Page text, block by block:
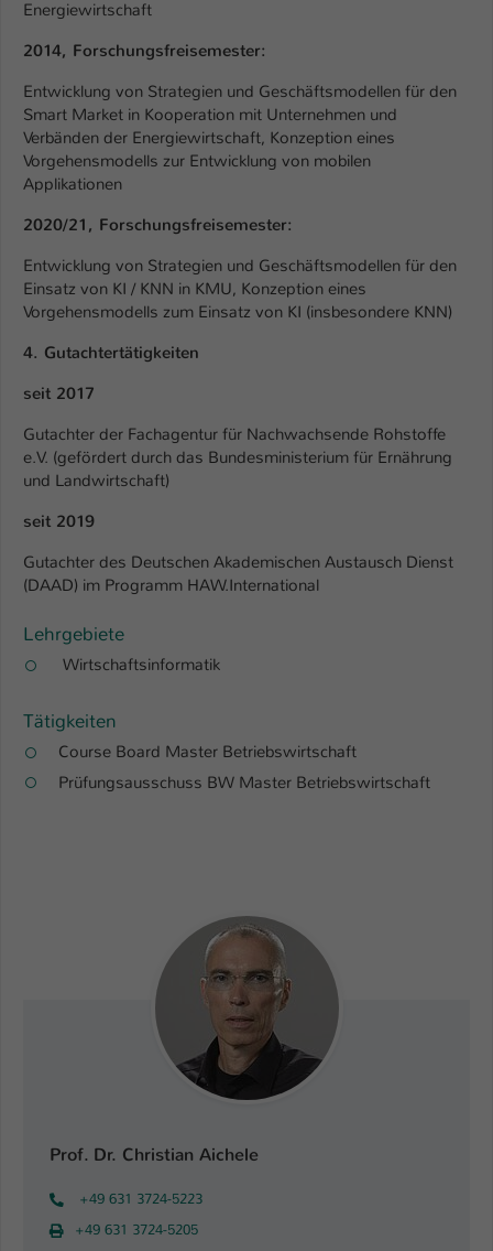
Energiewirtschaft
2014, Forschungsfreisemester:
Entwicklung von Strategien und Geschäftsmodellen für den
Smart Market in Kooperation mit Unternehmen und
Verbänden der Energiewirtschaft, Konzeption eines
Vorgehensmodells zur Entwicklung von mobilen
Applikationen
2020/21, Forschungsfreisemester:
Entwicklung von Strategien und Geschäftsmodellen für den
Einsatz von KI / KNN in KMU, Konzeption eines
Vorgehensmodells zum Einsatz von KI (insbesondere KNN)
4. Gutachtertätigkeiten
seit 2017
Gutachter der Fachagentur für Nachwachsende Rohstoffe
e.V. (gefördert durch das Bundesministerium für Ernährung
und Landwirtschaft)
seit 2019
Gutachter des Deutschen Akademischen Austausch Dienst
(DAAD) im Programm HAW.International
Lehrgebiete
Wirtschaftsinformatik
Tätigkeiten
Course Board Master Betriebswirtschaft
Prüfungsausschuss BW Master Betriebswirtschaft
Prof. Dr. Christian Aichele
+49 631 3724-5223
+49 631 3724-5205